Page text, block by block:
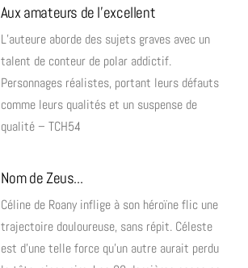
Aux amateurs de l'excellent
L’auteure aborde des sujets graves avec un
talent de conteur de polar addictif.
Personnages réalistes, portant leurs défauts
comme leurs qualités et un suspense de
qualité – TCH54
Nom de Zeus...
Céline de Roany inflige à son héroïne flic une
trajectoire douloureuse, sans répit. Céleste
est d’une telle force qu’un autre aurait perdu